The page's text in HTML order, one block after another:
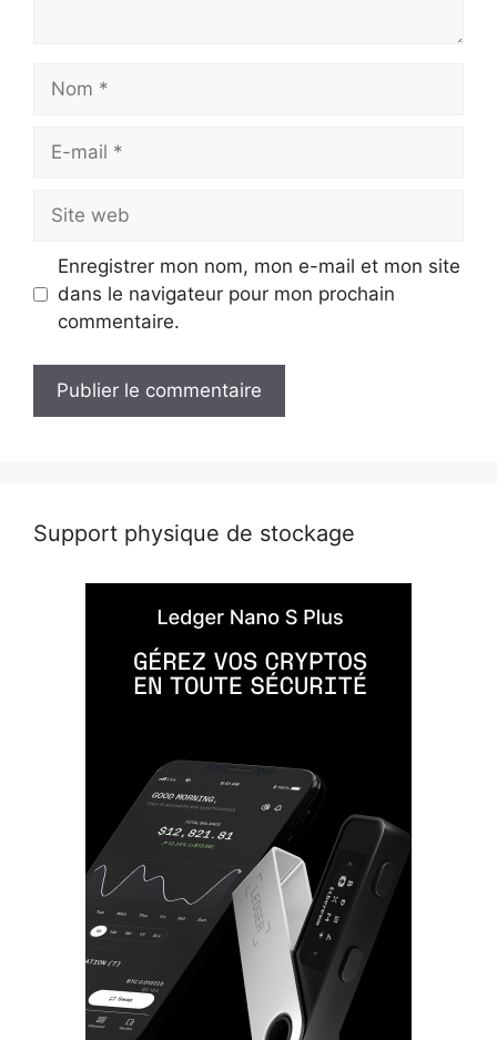
Nom
Site
web
Enregistrer mon nom, mon e-mail et mon site
dans le navigateur pour mon prochain
commentaire.
Support physique de stockage